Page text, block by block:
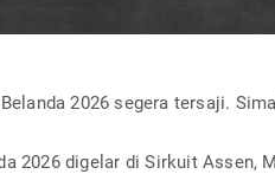
2026 segera tersaji.
2026 digelar di Sirkuit Assen,